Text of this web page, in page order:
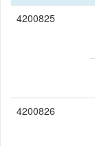
4200825
4200826